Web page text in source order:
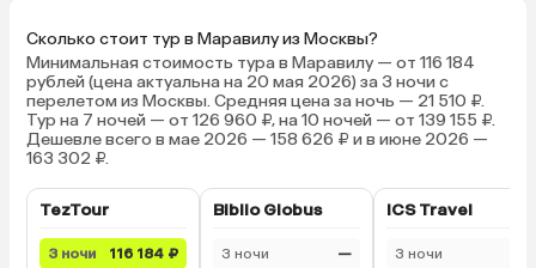
Сколько стоит тур в Маравилу из Москвы?
Минимальная стоимость тура в Маравилу — от 116 184
рублей (цена актуальна на 20 мая 2026) за 3 ночи с
перелетом из Москвы. Средняя цена за ночь — 21 510 ₽.
Тур на 7 ночей — от 126 960 ₽, на 10 ночей — от 139 155 ₽.
Дешевле всего в мае 2026 — 158 626 ₽ и в июне 2026 —
163 302 ₽.
TezTour
3 ночи
116 184 ₽
Biblio Globus
3 ночи
—
ICS Travel
3 ночи